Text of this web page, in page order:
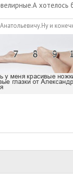
хотелось
и